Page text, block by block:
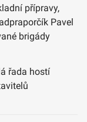
přípravy,
Pavel
brigády
řada hostí